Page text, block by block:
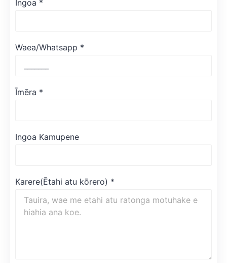
Ingoa *
Waea/Whatsapp *
Īmēra *
Ingoa Kamupene
Karere(Ētahi atu kōrero) *